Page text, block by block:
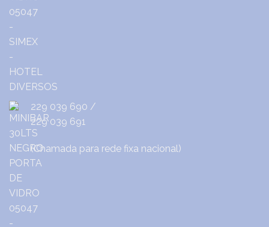
229 039 690 /
229 039 691
(Chamada para rede fixa nacional)